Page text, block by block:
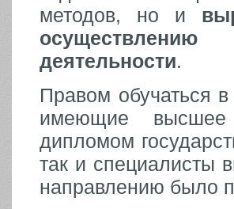
14
21 22 23
28 29 30
БИБЛИОТЕКА
методов, но и
деятельности.
Правом обучаться
имеющие высшее
дипломом
так и специалисты
направлению было